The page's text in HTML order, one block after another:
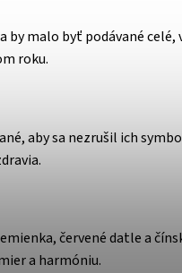
malo byť podávané celé,
roku.
aby sa nezrušil ich
červené datle a
a harmóniu.